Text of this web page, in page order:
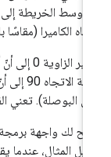
وسط الخريطة إلى
الكاميرا (مقاسًا
تشير الزاوية
تعني القيمة 180 أنّ أعلى الخريطة يشير إلى
المثال، عندما